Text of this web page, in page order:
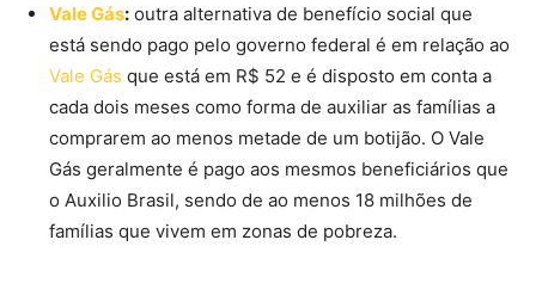
Vale Gás: outra alternativa de benefício social que
está sendo pago pelo governo federal é em relação ao
Vale Gás que está em R$ 52 e é disposto em conta a
cada dois meses como forma de auxiliar as famílias a
comprarem ao menos metade de um botijão. O Vale
Gás geralmente é pago aos mesmos beneficiários que
o Auxilio Brasil, sendo de ao menos 18 milhões de
famílias que vivem em zonas de pobreza.